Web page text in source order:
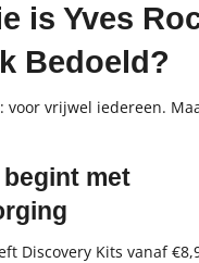
is Yves
Bedoeld?
voor vrijwel iedereen.
met
Discovery Kits vanaf